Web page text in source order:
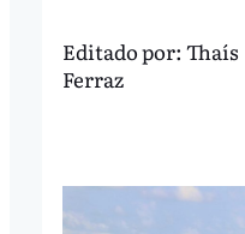
Editado por: Thaís
Ferraz